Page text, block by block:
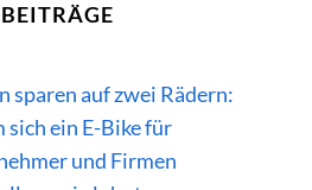
sparen auf zwei Rädern:
sich ein E-Bike für
und Firmen